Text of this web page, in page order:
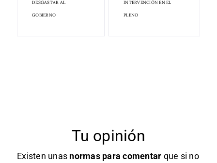
DESGASTAR AL
GOBIERNO
INTERVENCIÓN EN EL
PLENO
Tu opinión
Existen unas normas para comentar que si no